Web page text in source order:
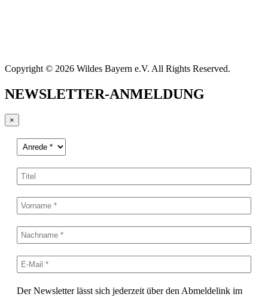
Copyright © 2026 Wildes Bayern e.V. All Rights Reserved.
NEWSLETTER-ANMELDUNG
×
Der Newsletter lässt sich jederzeit über den Abmeldelink im